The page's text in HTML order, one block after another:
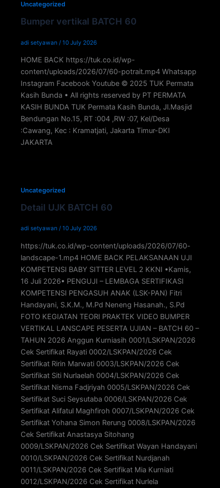
Uncategorized
Bumper vertikal BATCH 60
adi setyawan / 10 July 2026
HOME BACK https://tuk.co.id/wp-
content/uploads/2026/07/60-potrait.mp4 Whatsapp
Instagram Facebook Youtube © 2025 TUK Permata
Kasih Bunda • All rights reserved by PT PERMATA
KASIH BUNDA TUK Permata Kasih Bunda, Jl.Masjid
Bendungan No.15, RT :004 ,RW :07, Kel/Desa
:Cawang, Kec : Kramatjati, Jakarta Timur-DKI
JAKARTA
Uncategorized
Detail UJK BATCH 60
adi setyawan / 10 July 2026
https://tuk.co.id/wp-content/uploads/2026/07/60-
landscape-1.mp4 HOME BACK PELAKSANAAN UJI
KOMPETENSI BABY SITTER LEVEL 2 KKNI •Kamis,
16 Juli 2026• PENGUJI – LEMBAGA SERTIFIKASI
KOMPETENSI PENGASUH ANAK (LSK-PAN) Fitri
Handayani, S.K.M., M.Pd Neneng Hasanah., S.Pd
FOTO KEGIATAN TEORI PRAKTEK VIDEO BUMPER
VERTIKAL LANSCAPE PESERTA UJIAN – BATCH 60 –
TAHUN 2026 Anggun Kurniasih 0001/LSKPAN/2026
Cek Sertifikat Rayati 0002/LSKPAN/2026 Cek
Sertifikat Ririn Marwati 0003/LSKPAN/2026 Cek
Sertifikat Siti Nurlaelah 0004/LSKPAN/2026 Cek
Sertifikat Nisma Fadjriyah 0005/LSKPAN/2026 Cek
Sertifikat Suci Seysutaba 0006/LSKPAN/2026 Cek
Sertifikat Alifatul Maghfiroh 0007/LSKPAN/2026 Cek
Sertifikat Yohana Simon Rerung 0008/LSKPAN/2026
Cek Sertifikat Anastasya Sitohang
0009/LSKPAN/2026 Cek Sertifikat Wayan Handayani
0010/LSKPAN/2026 Cek Sertifikat Nurdjanah
0011/LSKPAN/2026 Cek Sertifikat Mia Kurniati
0012/LSKPAN/2026 Cek Sertifikat Nurlela